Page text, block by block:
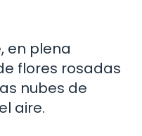
en plena
flores rosadas
nubes de
aire.